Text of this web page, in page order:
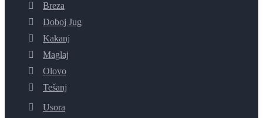
Breza
Doboj Jug
Kakanj
Maglaj
Olovo
Tešanj
Usora